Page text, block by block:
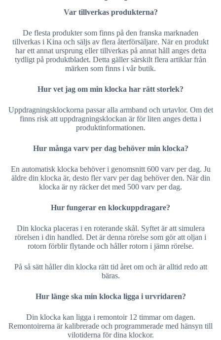
Var tillverkas produkterna?
De flesta produkter som finns på den franska marknaden
tillverkas i Kina och säljs av flera återförsäljare. När en produkt
har ett annat ursprung eller tillverkas på annat håll anges detta
tydligt på produktbladet. Detta gäller särskilt flera artiklar från
märken som finns i vår butik.
Hur vet jag om min klocka har rätt storlek?
Uppdragningsklockorna passar alla armband och urtavlor. Om det
finns risk att uppdragningsklockan är för liten anges detta i
produktinformationen.
Hur många varv per dag behöver min klocka?
En automatisk klocka behöver i genomsnitt 600 varv per dag. Ju
äldre din klocka är, desto fler varv per dag behöver den. När din
klocka är ny räcker det med 500 varv per dag.
Hur fungerar en klockuppdragare?
Din klocka placeras i en roterande skål. Syftet är att simulera
rörelsen i din handled. Det är denna rörelse som gör att oljan i
rotorn förblir flytande och håller rotorn i jämn rörelse.
På så sätt håller din klocka rätt tid året om och är alltid redo att
bäras.
Hur länge ska min klocka ligga i urvridaren?
Din klocka kan ligga i remontoir 12 timmar om dagen.
Remontoirerna är kalibrerade och programmerade med hänsyn till
vilotiderna för dina klockor.